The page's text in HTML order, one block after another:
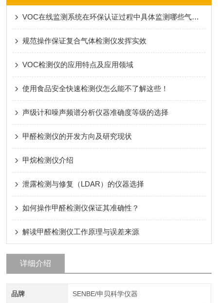
VOC在线监测系统在环保认证过程中具体监测哪些气体？
规范操作保证复合气体检测仪发挥实效
VOC检测仪的应用特点及应用领域
使用食品安全快速检测仪怎么能不了解这些！
声级计和噪声频谱分析仪器准确度等级的选择
甲醛检测仪的开发方向及研究现状
甲烷检测仪介绍
泄露检测与修复（LDAR）的仪器选择
如何操作甲醛检测仪保证其准确性？
解读甲醛检测仪工作原理与误差来源
详细介绍
品牌 SENBE/申贝科学仪器